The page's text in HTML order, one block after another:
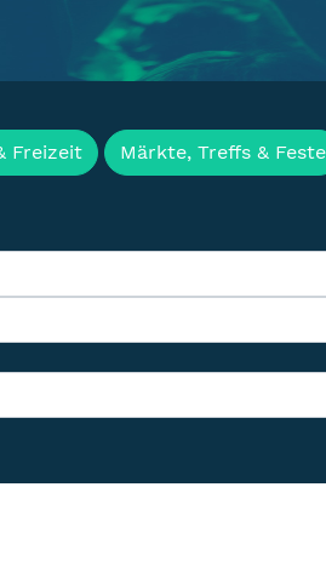
für die
Freizeit
Märkte, Treffs & Feste